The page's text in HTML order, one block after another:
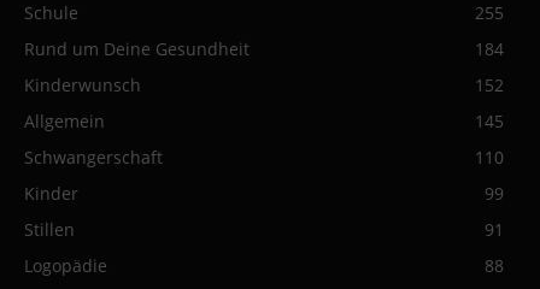
Schule
255
Rund um Deine Gesundheit
184
Kinderwunsch
152
Allgemein
145
Schwangerschaft
110
Kinder
99
Stillen
91
Logopädie
88